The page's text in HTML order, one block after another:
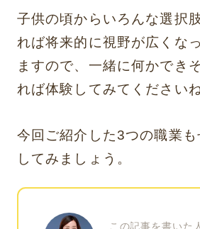
子供の頃からいろんな選択
れば将来的に視野が広くな
ますので、一緒に何かでき
れば体験してみてくださいね
今回ご紹介した3つの職業
してみましょう。
この記事を書いた